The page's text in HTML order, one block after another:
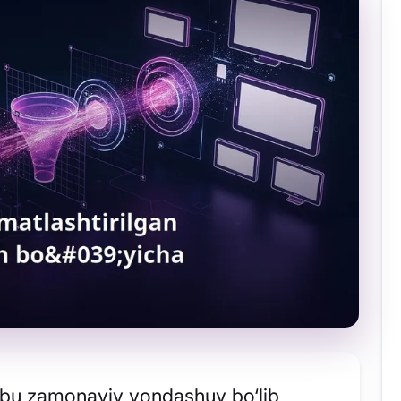
zamonaviy yondashuv bo‘lib,